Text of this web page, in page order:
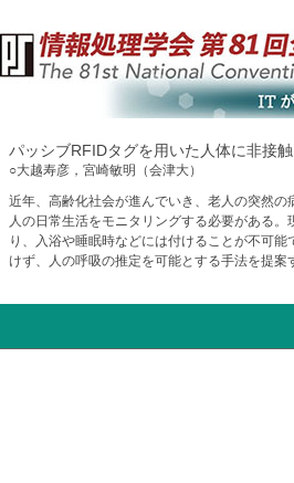
パッシブRFIDタグを用いた人体に非接
○大越寿彦，宮崎敏明（会津大）
近年、高齢化社会が進んでいき、老人の突然
人の日常生活をモニタリングする必要がある
り、入浴や睡眠時などには付けることが不可
けず、人の呼吸の推定を可能とする手法を提案